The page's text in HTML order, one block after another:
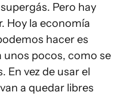
Pero hay
Hoy la economía
hacer es
unos pocos, como se
En vez de usar el
a quedar libres